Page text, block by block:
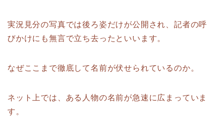
実況見分の写真では後ろ姿だけが公開され、記者の呼
びかけにも無言で立ち去ったといいます。
なぜここまで徹底して名前が伏せられているのか。
ネット上では、ある人物の名前が急速に広まっていま
す。